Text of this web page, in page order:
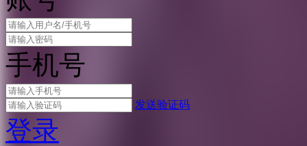
手机号
发送验证码
登录